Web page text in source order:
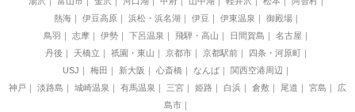
熱海
伊豆高原 浜松・浜名湖 伊豆 伊東温泉
御殿場
鳥羽
志摩 伊勢 下呂温泉 飛騨・高山 日間賀島
名古屋
丹後
天橋立 祇園・東山 京都市 京都駅前
四条・河原町
USJ
梅田 新大阪 心斎橋 なんば
関西空港周辺
神戸
淡路島 城崎温泉 有馬温泉 三宮 姫路 白浜 倉敷 尾道 宮島
広
島市